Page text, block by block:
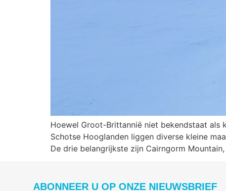
Hoewel Groot-Brittannië niet bekendstaat als
Schotse Hooglanden liggen diverse kleine
De drie belangrijkste zijn Cairngorm
ABONNEER U OP ONZE NIEUWSBRIEF